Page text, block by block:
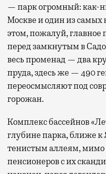
— парк огромный: как-
Москве и один из самых
этом, пожалуй,
перед замкнутым в
весь променад — два
пруда, здесь же — 490
переосмысляют под
горожан.
Комплекс бассейнов
глубине парка, ближе к
тенистым аллеям, мимо
пенсионеров с их